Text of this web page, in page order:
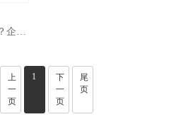
上
一
页
1
下
一
页
尾
页